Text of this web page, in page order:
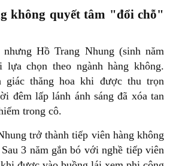
không quyết tâm "đổi chỗ"
Hồ Trang Nhung (sinh năm
chọn theo ngành hàng không.
giác thăng hoa khi được thu trọn
đêm lấp lánh ánh sáng đã xóa tan
trong cô.
trở thành tiếp viên hàng không
3 năm gắn bó với nghề tiếp viên